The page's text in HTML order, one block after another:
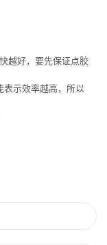
越好，要先保证点胶
表示效率越高，所以